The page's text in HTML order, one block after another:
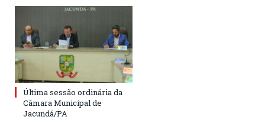
Última sessão ordinária da
Câmara Municipal de
Jacundá/PA